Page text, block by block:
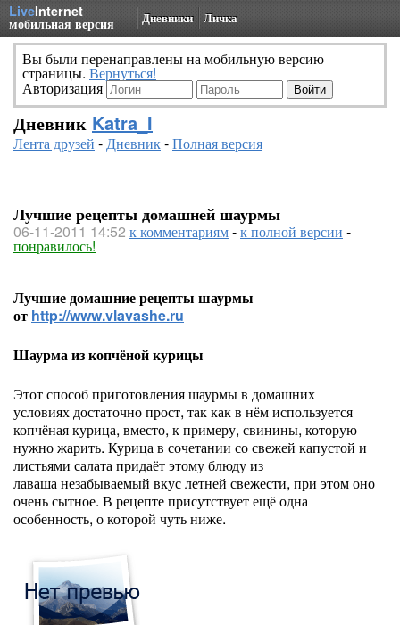
LiveInternet
мобильная версия Дневники Личка
Вы были перенаправлены на мобильную версию
страницы. Вернуться!
Авторизация
Дневник Katra_I
Лента друзей -Дневник-Полная версия
Лучшие рецепты домашней шаурмы
06-11-2011 14:52 к комментариям-к полной версии -
понравилось!
Лучшие домашние рецепты шаурмы
от http://www.vlavashe.ru
Шаурма из копчёной курицы
Этот способ приготовления шаурмы в домашних
условиях достаточно прост, так как в нём используется
копчёная курица, вместо, к примеру, свинины, которую
нужно жарить. Курица в сочетании со свежей капустой и
листьями салата придаёт этому блюду из
лаваша незабываемый вкус летней свежести, при этом оно
очень сытное. В рецепте присутствует ещё одна
особенность, о которой чуть ниже.